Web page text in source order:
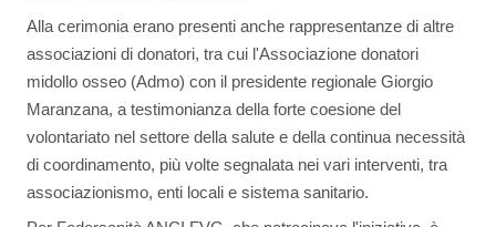
Alla cerimonia erano presenti anche rappresentanze di altre
associazioni di donatori, tra cui l'Associazione donatori
midollo osseo (Admo) con il presidente regionale Giorgio
Maranzana, a testimonianza della forte coesione del
volontariato nel settore della salute e della continua necessità
di coordinamento, più volte segnalata nei vari interventi, tra
associazionismo, enti locali e sistema sanitario.